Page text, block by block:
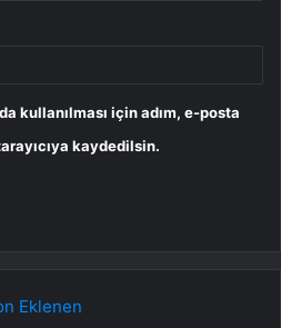
kullanılması için adım, e-posta
kaydedilsin.
Eklenen